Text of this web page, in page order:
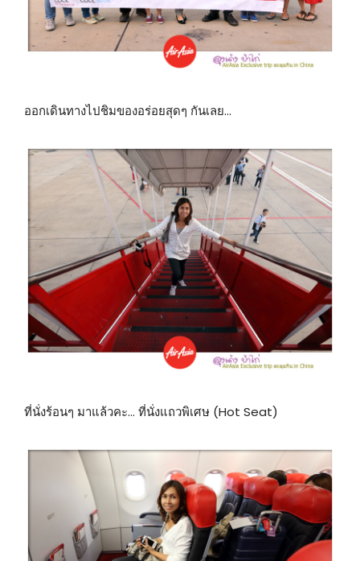
ออกเดินทางไปชิมของอร่อยสุดๆ กันเลย…
ที่นั่งร้อนๆ มาแล้วคะ… ที่นั่งแถวพิเศษ (Hot Seat)